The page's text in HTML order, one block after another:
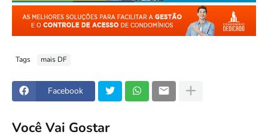
Tags mais DF
Facebook
Você Vai Gostar